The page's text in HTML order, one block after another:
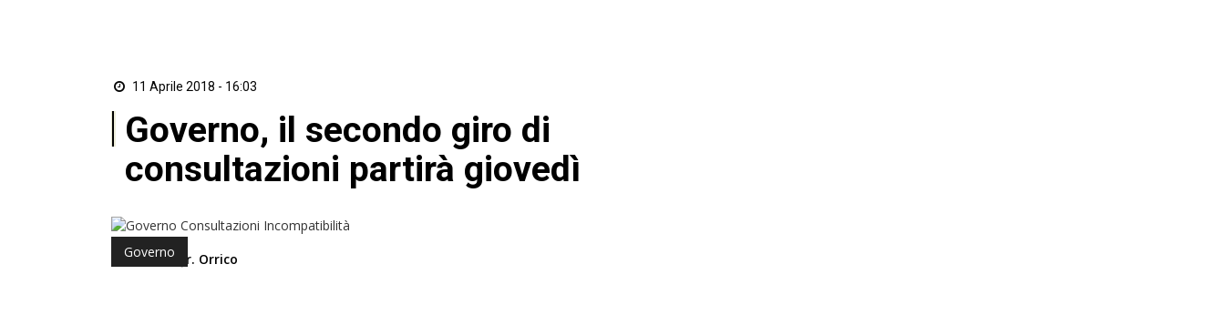
11 Aprile 2018 - 16:03
Governo, il secondo giro di
consultazioni partirà giovedì
Governo
di Antonio Jr. Orrico